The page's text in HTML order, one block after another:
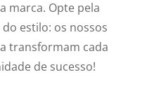
marca. Opte pela
estilo: os nossos
transformam cada
de sucesso!